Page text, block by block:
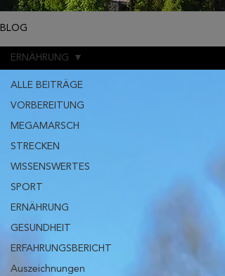
BLOG
ALLE BEITRÄGE
VORBEREITUNG
MEGAMARSCH
STRECKEN
WISSENSWERTES
SPORT
ERNÄHRUNG
GESUNDHEIT
ERFAHRUNGSBERICHT
Auszeichnungen
ERNÄHRUNG